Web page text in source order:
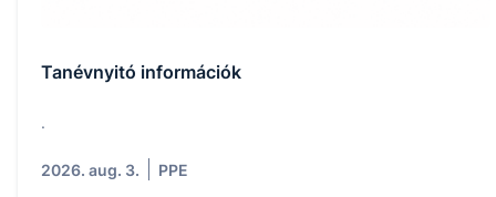
Tanévnyitó információk
.
2026. aug. 3. PPE